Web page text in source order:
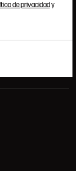
de privacidady